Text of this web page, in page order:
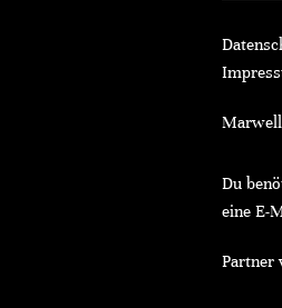
Du
eine E-
Partner